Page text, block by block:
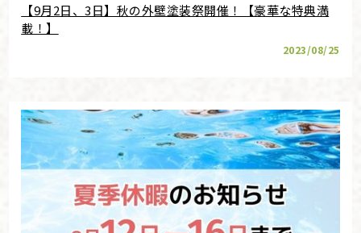
【9月2日、3日】秋の外壁塗装祭開催！【豪華な特典満
載！】
2023/08/25